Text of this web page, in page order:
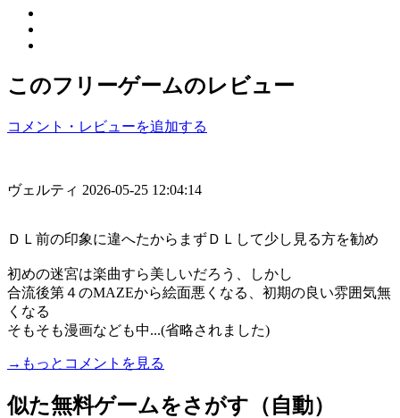
このフリーゲームのレビュー
コメント・レビューを追加する
ヴェルティ 2026-05-25 12:04:14
ＤＬ前の印象に違へたからまずＤＬして少し見る方を勧め
初めの迷宮は楽曲すら美しいだろう、しかし
合流後第４のMAZEから絵面悪くなる、初期の良い雰囲気無
くなる
そもそも漫画なども中...(省略されました)
→もっとコメントを見る
似た無料ゲームをさがす（自動）